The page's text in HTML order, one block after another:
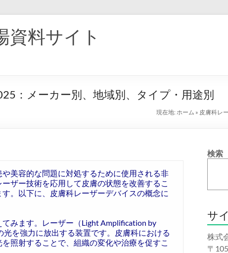
資料サイト
：メーカー別、地域別、タイプ・用途別
現在地: ホーム » 皮膚科レ
美容的な問題に対処するために使用される非
ザー技術を応用して皮膚の状態を改善するこ
。以下に、皮膚科レーザーデバイスの概念に
みます。レーザー（Light Amplification by
を強力に放出する装置です。皮膚科における
照射することで、組織の変化や治療を促すこ
検索
サ
株式
〒